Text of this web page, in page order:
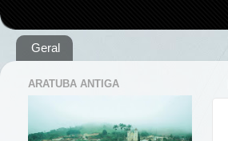
Geral
ARATUBA ANTIGA